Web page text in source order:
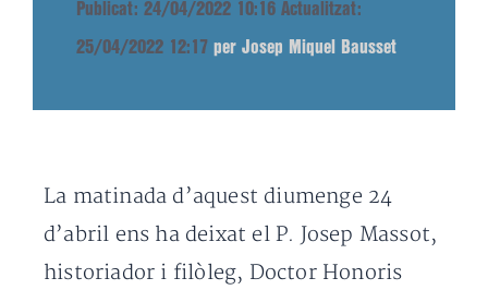
Publicat: 24/04/2022 10:16 Actualitzat:
25/04/2022 12:17 per Josep Miquel Bausset
La matinada d’aquest diumenge 24
d’abril ens ha deixat el P. Josep Massot,
historiador i filòleg, Doctor Honoris